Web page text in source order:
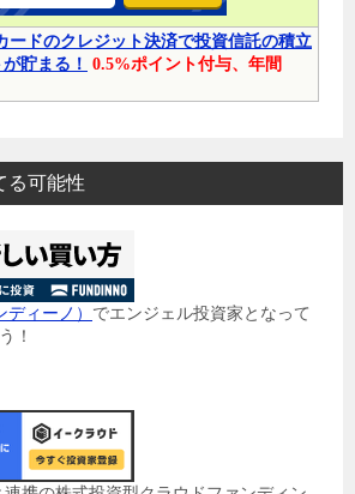
ードのクレジット決済で投資信託の積立
貯まる！ 0.5%ポイント付与、年間
る可能性
ィーノ） でエンジェル投資家となって
！